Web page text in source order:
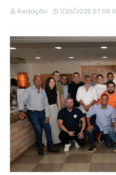
Redação 1/20/2025